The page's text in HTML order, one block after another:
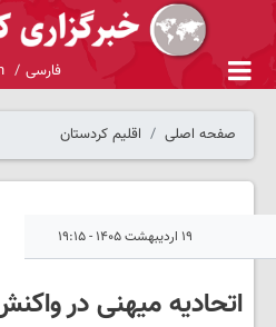
فارسی
صفحه اصلی اقلیم کردستان
۱۹ اردیبهشت ۱۴۰۵ - ۱۹:۱۵
اتحادیه میهنی در